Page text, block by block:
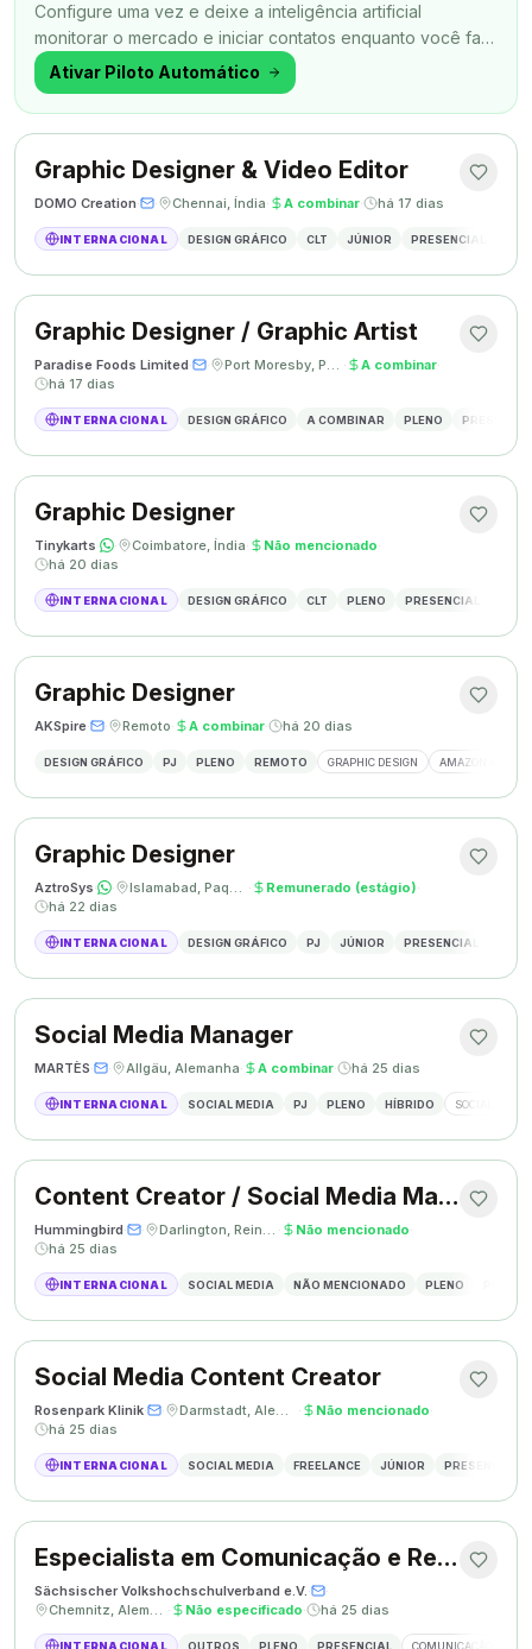
Configure uma vez e deixe a inteligência artificial
monitorar o mercado e iniciar contatos enquanto você faz
outra coisa.
Ativar Piloto Automático
Graphic Designer & Video Editor
DOMO Creation· · Chennai, Índia· A combinar· há 17 dias
INTERNACIONAL DESIGN GRÁFICO CLT JÚNIOR PRESENCIAL
Graphic Designer / Graphic Artist
Paradise Foods Limited· · Port Moresby, Papua Nova Guiné · A combinar·
há 17 dias
INTERNACIONAL DESIGN GRÁFICO A COMBINAR PLENO
Graphic Designer
Tinykarts· · Coimbatore, Índia· Não mencionado·
há 20 dias
INTERNACIONAL DESIGN GRÁFICO CLT PLENO PRESENCIAL
Graphic Designer
AKSpire· · Remoto· A combinar· há 20 dias
DESIGN GRÁFICO PJ PLENO REMOTO GRAPHIC DESIGN AMAZON A+
Graphic Designer
AztroSys· · Islamabad, Paquistão · Remunerado (estágio)·
há 22 dias
INTERNACIONAL DESIGN GRÁFICO PJ JÚNIOR PRESENCIAL
Social Media Manager
MARTÈS· · Allgäu, Alemanha· A combinar· há 25 dias
INTERNACIONAL SOCIAL MEDIA PJ PLENO HÍBRIDO SOCIAL MEDIA
Content Creator / Social Media Manager
Hummingbird· · Darlington, Reino Unido · Não mencionado·
há 25 dias
INTERNACIONAL SOCIAL MEDIA NÃO MENCIONADO PLENO
Social Media Content Creator
Rosenpark Klinik· · Darmstadt, Alemanha · Não mencionado·
há 25 dias
INTERNACIONAL SOCIAL MEDIA FREELANCE JÚNIOR PRESENCIAL
Especialista em Comunicação e Relações Públicas
Sächsischer Volkshochschulverband e.V.·
·
Chemnitz, Alemanha · Não especificado· há 25 dias
INTERNACIONAL OUTROS PLENO PRESENCIAL COMUNICAÇÃO